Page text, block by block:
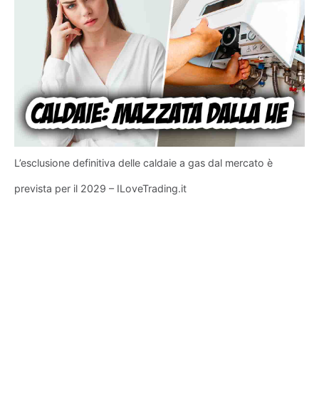
L’esclusione definitiva delle caldaie a gas dal mercato è
prevista per il 2029 – ILoveTrading.it